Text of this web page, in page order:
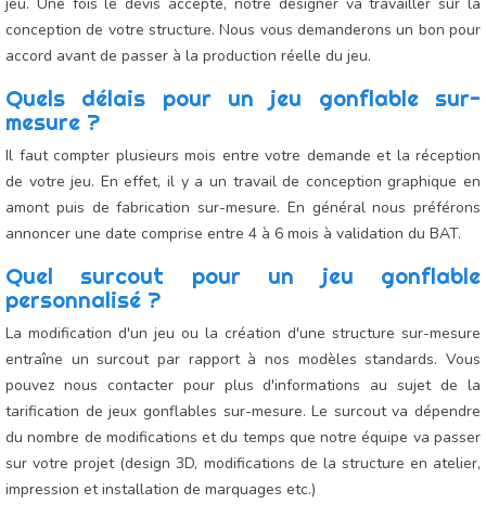
conception de votre structure. Nous vous demanderons un bon pour
accord avant de passer à la production réelle du jeu.
Quels délais pour un jeu gonflable sur-
mesure ?
Il faut compter plusieurs mois entre votre demande et la réception
de votre jeu. En effet, il y a un travail de conception graphique en
amont puis de fabrication sur-mesure. En général nous préférons
annoncer une date comprise entre 4 à 6 mois à validation du BAT.
Quel surcout pour un jeu gonflable
personnalisé ?
La modification d'un jeu ou la création d'une structure sur-mesure
entraîne un surcout par rapport à nos modèles standards. Vous
pouvez nous contacter pour plus d'informations au sujet de la
tarification de jeux gonflables sur-mesure. Le surcout va dépendre
du nombre de modifications et du temps que notre équipe va passer
sur votre projet (design 3D, modifications de la structure en atelier,
impression et installation de marquages etc.)